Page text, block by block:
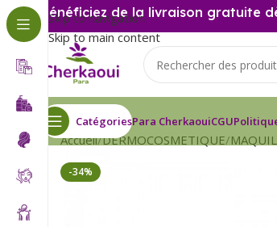
Skip to navigation
Skip to main content
Bénéficiez de la livraison gratuite
CatégoriesPara CherkaouiCGU
Accueil DERMOCOSMETIQUE
-34%